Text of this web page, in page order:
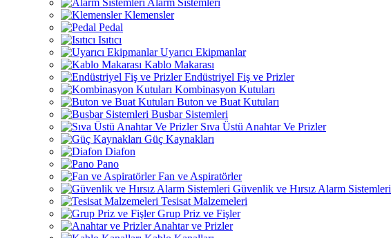
Alarm Sistemleri
Klemensler
Pedal
Isıtıcı
Uyarıcı Ekipmanlar
Kablo Makarası
Endüstriyel Fiş ve Prizler
Kombinasyon Kutuları
Buton ve Buat Kutuları
Busbar Sistemleri
Sıva Üstü Anahtar Ve Prizler
Güç Kaynakları
Diafon
Pano
Fan ve Aspiratörler
Güvenlik ve Hırsız Alarm Sistemleri
Tesisat Malzemeleri
Grup Priz ve Fişler
Anahtar ve Prizler